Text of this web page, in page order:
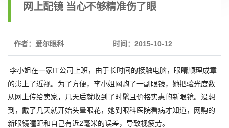
网上配镜 当心不够精准伤了眼
作者：爱尔眼科 时间：2015-10-12
李小姐在一家IT公司上班，由于长时间的接触电脑，眼睛顺理成章
的患上了近视。为了方便，李小姐网购了一副眼镜，她把验光度数
从网上传给卖家，几天后就收到了时髦且价格实惠的新眼镜。没想
到，戴了几天就开始头晕眼花，她到眼科医院看病才知道，网购的
新眼镜瞳距和自己有近2毫米的误差，导致视疲劳。